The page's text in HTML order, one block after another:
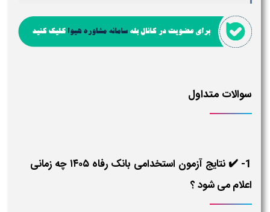
سوالات متداول
1- ✔️ نتایج آزمون استخدامی بانک رفاه ۱۴۰۵ چه زمانی
اعلام می شود ؟